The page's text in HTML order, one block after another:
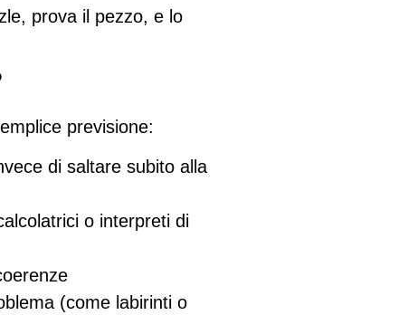
prova il pezzo, e lo
previsione:
di saltare subito alla
o interpreti di
(come labirinti o